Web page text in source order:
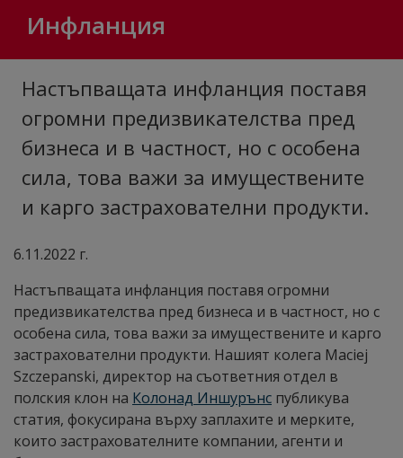
Инфланция
Настъпващата инфланция поставя
огромни предизвикателства пред
бизнеса и в частност, но с особена
сила, това важи за имуществените
и карго застрахователни продукти.
6.11.2022 г.
Настъпващата инфланция поставя огромни
предизвикателства пред бизнеса и в частност, но с
особена сила, това важи за имуществените и карго
застрахователни продукти. Нашият колега Maciej
Szczepanski, директор на съответния отдел в
полския клон на Колонад Иншурънс публикува
статия, фокусирана върху заплахите и мерките,
които застрахователните компании, агенти и